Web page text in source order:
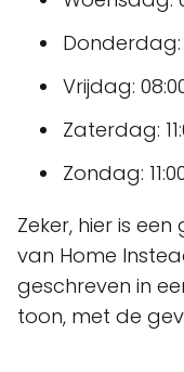
Donderdag:
Vrijdag:
Zaterdag:
Zondag:
Zeker, hier is
van Home
geschreven in
toon, met de